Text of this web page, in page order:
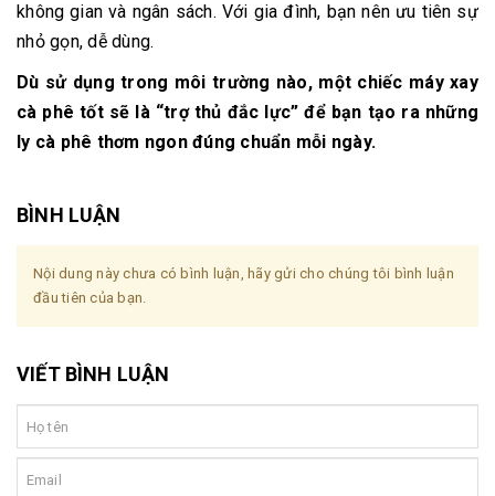
không gian và ngân sách. Với gia đình, bạn nên ưu tiên sự
nhỏ gọn, dễ dùng.
Dù sử dụng trong môi trường nào, một chiếc máy xay
cà phê tốt sẽ là “trợ thủ đắc lực” để bạn tạo ra những
ly cà phê thơm ngon đúng chuẩn mỗi ngày.
BÌNH LUẬN
Nội dung này chưa có bình luận, hãy gửi cho chúng tôi bình luận
đầu tiên của bạn.
VIẾT BÌNH LUẬN